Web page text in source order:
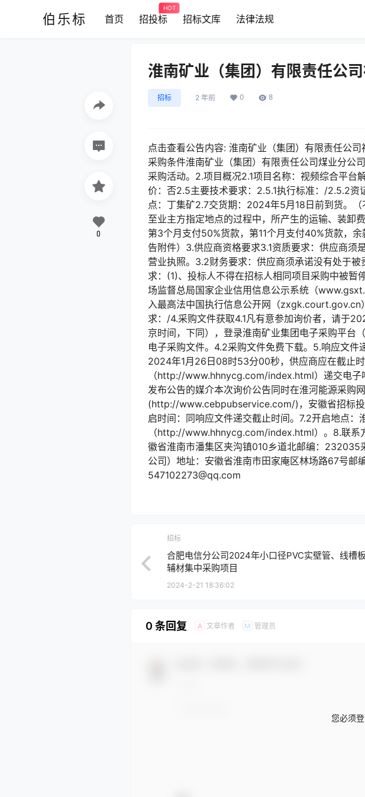
伯乐标 首页 招投标
HOT
招标文库 法律法规
淮南矿业（集团）有限责任公
招标 2 年前 0 8
点击查看公告内容: 淮南矿业（集团）有限责任公
采购条件淮南矿业（集团）有限责任公司煤业分公
采购活动。2.项目概况2.1项目名称：视频综合平
价：否2.5主要技术要求：2.5.1执行标准：/2.5.2
点：丁集矿2.7交货期：2024年5月18日前到货。
至业主方指定地点的过程中，所产生的运输、装卸
第3个月支付50%货款，第11个月支付40%货款，
告附件）3.供应商资格要求3.1资质要求：供应商
营业执照。3.2财务要求：供应商须承诺没有处于
求：(1)、投标人不得在招标人相同项目采购中被
场监督总局国家企业信用信息公示系统（
入最高法中国执行信息公开网（
求：/4.采购文件获取4.1凡有意参加询价者，请于
京时间，下同），登录淮南矿业集团电子采购平
电子采购文件。4.2采购文件免费下载。5.响应文
2024年1月26日08时53分00秒，供应商应在截止
（http://www.hhnycg.com/index.html）递交电子
发布公告的媒介本次询价公告同时在淮河能源采
(http://www.cebpubservice.com/)，安徽省招标
启时间：同响应文件递交截止时间。7.2开启地点：
（http://www.hhnycg.com/index.html）。8.联系
徽省淮南市潘集区夹沟镇010乡道北邮编：232035
公司）地址：安徽省淮南市田家庵区林场路67号邮
547102273@qq.com
0
招标
合肥电信分公司2024年小口径PVC实壁管、线槽
辅材集中采购项目
2024-2-21 18:36:02
0 条回复 A 文章作者 M 管理员
您必须